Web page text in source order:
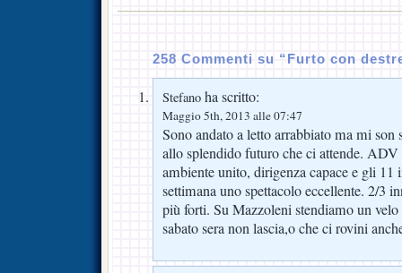
258 Commenti su “Furto con
Stefano ha scritto:
Maggio 5th, 2013 alle 07:47
Sono andato a letto arrabbiato ma mi son
allo splendido futuro che ci attende.
ambiente unito, dirigenza capace e gli 11
settimana uno spettacolo eccellente. 2/3
più forti. Su Mazzoleni stendiamo un
sabato sera non lascia,o che ci rovini